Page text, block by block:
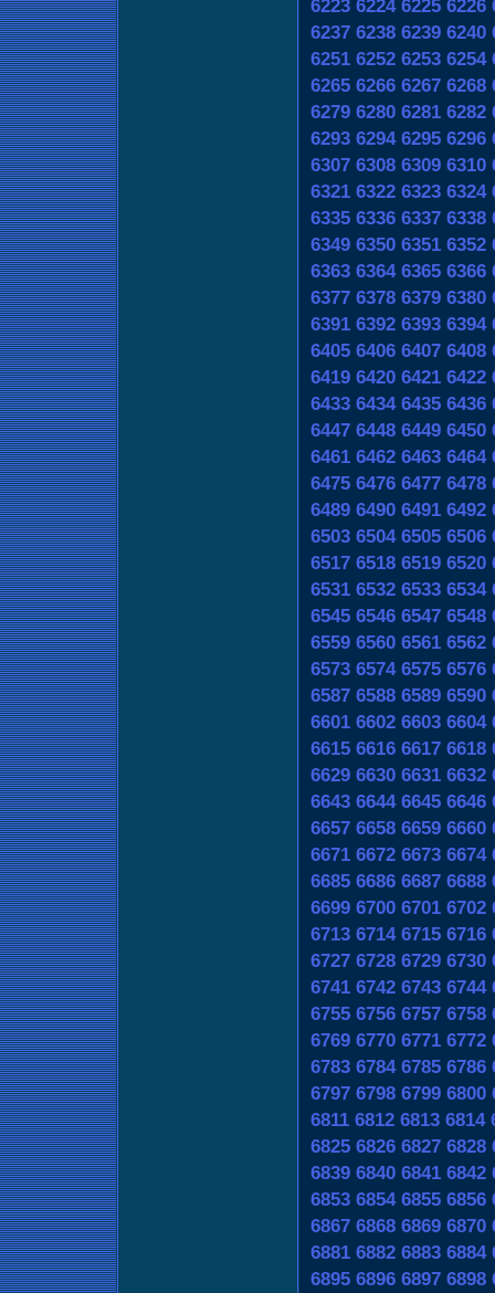
6223 6224 6225 6226
6237 6238 6239 6240
6251 6252 6253 6254
6265 6266 6267 6268
6279 6280 6281 6282
6293 6294 6295 6296
6307 6308 6309 6310
6321 6322 6323 6324
6335 6336 6337 6338
6349 6350 6351 6352
6363 6364 6365 6366
6377 6378 6379 6380
6391 6392 6393 6394
6405 6406 6407 6408
6419 6420 6421 6422
6433 6434 6435 6436
6447 6448 6449 6450
6461 6462 6463 6464
6475 6476 6477 6478
6489 6490 6491 6492
6503 6504 6505 6506
6517 6518 6519 6520
6531 6532 6533 6534
6545 6546 6547 6548
6559 6560 6561 6562
6573 6574 6575 6576
6587 6588 6589 6590
6601 6602 6603 6604
6615 6616 6617 6618
6629 6630 6631 6632
6643 6644 6645 6646
6657 6658 6659 6660
6671 6672 6673 6674
6685 6686 6687 6688
6699 6700 6701 6702
6713 6714 6715 6716
6727 6728 6729 6730
6741 6742 6743 6744
6755 6756 6757 6758
6769 6770 6771 6772
6783 6784 6785 6786
6797 6798 6799 6800
6811 6812 6813 6814
6825 6826 6827 6828
6839 6840 6841 6842
6853 6854 6855 6856
6867 6868 6869 6870
6881 6882 6883 6884
6895 6896 6897 6898